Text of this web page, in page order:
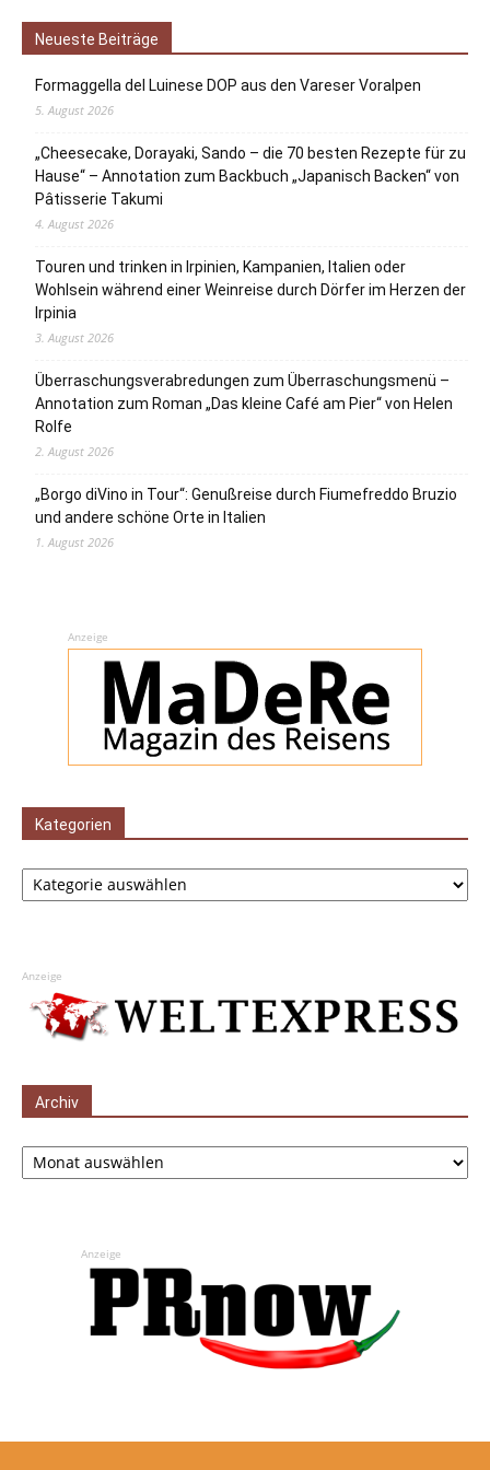
Neueste Beiträge
Formaggella del Luinese DOP aus den Vareser Voralpen
5. August 2026
„Cheesecake, Dorayaki, Sando – die 70 besten Rezepte für zu
Hause“ – Annotation zum Backbuch „Japanisch Backen“ von
Pâtisserie Takumi
4. August 2026
Touren und trinken in Irpinien, Kampanien, Italien oder
Wohlsein während einer Weinreise durch Dörfer im Herzen der
Irpinia
3. August 2026
Überraschungsverabredungen zum Überraschungsmenü –
Annotation zum Roman „Das kleine Café am Pier“ von Helen
Rolfe
2. August 2026
„Borgo diVino in Tour“: Genußreise durch Fiumefreddo Bruzio
und andere schöne Orte in Italien
1. August 2026
Anzeige
Kategorien
Kategorien
Anzeige
Archiv
Archiv
Anzeige